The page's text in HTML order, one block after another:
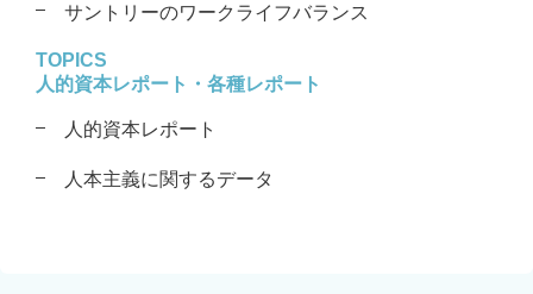
サントリーのワークライフバランス
TOPICS
人的資本レポート・各種レポート
人的資本レポート
人本主義に関するデータ